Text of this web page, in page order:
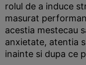
rolul de a induce
masurat
acestia mestecau
anxietate, atentia
inainte si dupa ce